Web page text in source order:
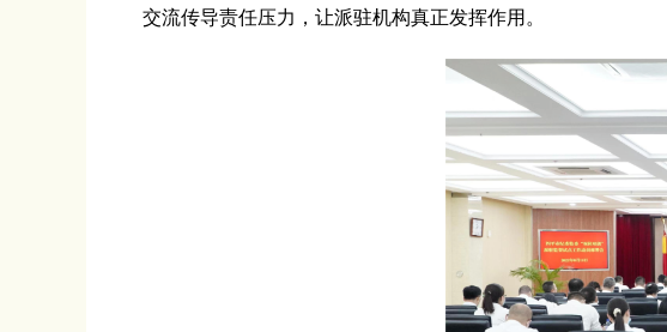
交流传导责任压力，让派驻机构真正发挥作用。